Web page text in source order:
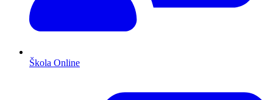
Škola Online